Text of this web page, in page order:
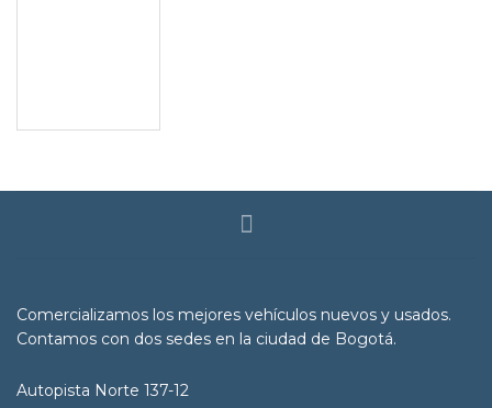
Comercializamos los mejores vehículos nuevos y usados.
Contamos con dos sedes en la ciudad de Bogotá.
Autopista Norte 137-12